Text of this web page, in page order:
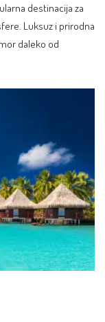
destinacija za
Luksuz i prirodna
daleko od